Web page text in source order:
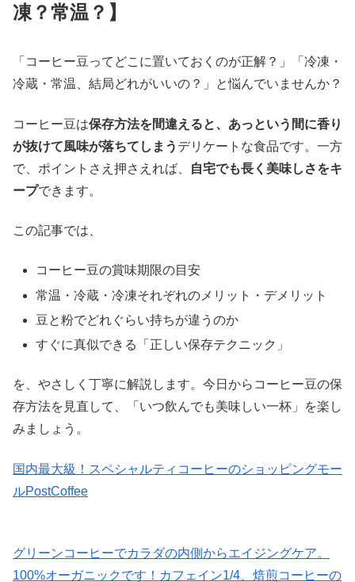
凍？常温？】
「コーヒー豆ってどこに置いておくのが正解？」「冷凍・
冷蔵・常温、結局どれがいいの？」と悩んでいませんか？
コーヒー豆は保存方法を間違えると、あっという間に香り
が抜けて風味が落ちてしまう デリケートな食品です。一方
で、ポイントさえ押さえれば、
自宅でも長く美味しさをキ
ープできます。
この記事では、
コーヒー豆の賞味期限の目安
常温・冷蔵・冷凍それぞれのメリット・デメリット
豆と粉でどれぐらい持ちが違うのか
すぐに真似できる「正しい保存テクニック」
を、やさしく丁寧に解説します。今日からコーヒー豆の保
存方法を見直して、「いつ飲んでも美味しい一杯」を楽し
みましょう。
国内最大級！スペシャルティコーヒーのショッピングモー
ルPostCoffee
グリーンコーヒーでカラダの内側からエイジングケア。
100%オーガニックです！カフェイン1/4、焙煎コーヒーの